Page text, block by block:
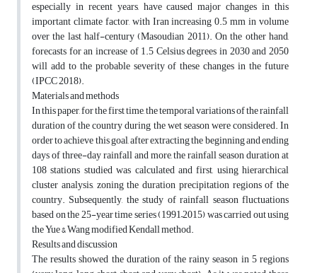
especially in recent years, have caused major changes in this
important climate factor, with Iran increasing 0.5 mm in volume
over the last half-century (Masoudian 2011). On the other hand,
forecasts for an increase of 1.5 Celsius degrees in 2030 and 2050
will add to the probable severity of these changes in the future
(IPCC 2018).
Materials and methods
In this paper, for the first time, the temporal variations of the rainfall
duration of the country during the wet season were considered. In
order to achieve this goal, after extracting the beginning and ending
days of three-day rainfall and more, the rainfall season duration at
108 stations studied was calculated and first, using hierarchical
cluster analysis, zoning the duration precipitation regions of the
country. Subsequently, the study of rainfall season fluctuations
based on the 25-year time series (1991–2015) was carried out using
the Yue & Wang modified Kendall method.
Results and discussion
The results showed the duration of the rainy season in 5 regions